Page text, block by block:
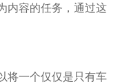
内容的任务，通过这
将一个仅仅是只有车